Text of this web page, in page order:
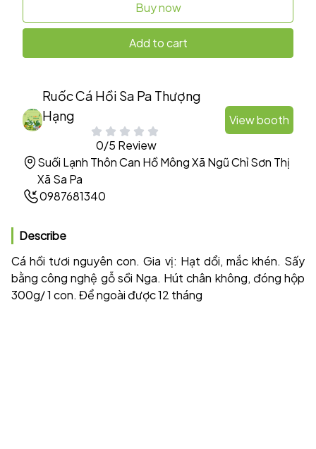
Buy now
Add to cart
Ruốc Cá Hồi Sa Pa Thượng
Hạng
0/5 Review
View booth
Suối Lạnh Thôn Can Hồ Mông Xã Ngũ Chỉ Sơn Thị
Xã Sa Pa
0987681340
Describe
Cá hồi tươi nguyên con. Gia vị: Hạt dổi, mắc khén. Sấy
bằng công nghệ gỗ sồi Nga. Hút chân không, đóng hộp
300g/ 1 con. Để ngoài được 12 tháng